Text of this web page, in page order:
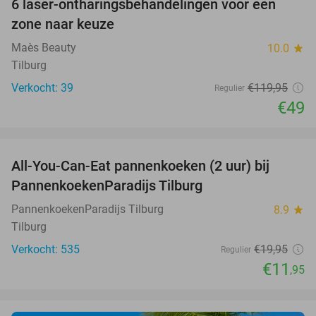
59%
6 laser-ontharingsbehandelingen voor een
zone naar keuze
Maès Beauty 10.0 star
Tilburg
Verkocht: 39
Regulier €119,95
€49
All-You-Can-Eat pannenkoeken (2 uur) bij
PannenkoekenParadijs Tilburg
PannenkoekenParadijs Tilburg 8.9 star
Tilburg
Verkocht: 535
Regulier €19,95
€11 ,95